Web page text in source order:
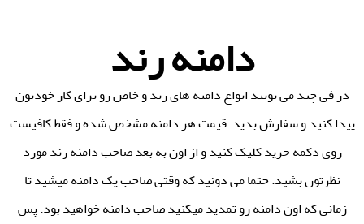
دامنه رند
در فی چند می تونید انواع دامنه های رند و خاص رو برای کار خودتون
پیدا کنید و سفارش بدید. قیمت هر دامنه مشخص شده و فقط کافیست
روی دکمه خرید کلیک کنید و از اون به بعد صاحب دامنه رند مورد
نظرتون بشید. حتما می دونید که وقتی صاحب یک دامنه میشید تا
زمانی که اون دامنه رو تمدید میکنید صاحب دامنه خواهید بود. پس